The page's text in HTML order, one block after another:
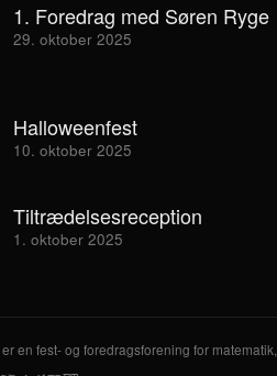
1. Foredrag med Søren Ryge
29. oktober 2025
Halloweenfest
10. oktober 2025
Tiltrædelsesreception
1. oktober 2025
er en fest- og foredragsforening for